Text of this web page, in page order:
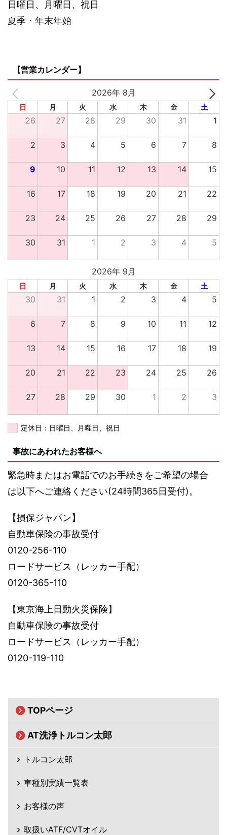
日曜日、月曜日、祝日
夏季・年末年始
【営業カレンダー】
2026年 8月
日 月 火 水 木 金 土
26 27 28 29 30 31 1
2 3 4 5 6 7 8
9 10 11 12 13 14 15
16 17 18 19 20 21 22
23 24 25 26 27 28 29
30 31 1 2 3 4 5
2026年 9月
日 月 火 水 木 金 土
30 31 1 2 3 4 5
6 7 8 9 10 11 12
13 14 15 16 17 18 19
20 21 22 23 24 25 26
27 28 29 30 1 2 3
定休日：日曜日、月曜日、祝日
事故にあわれたお客様へ
緊急時またはお電話でのお手続きをご希望の場合
は以下へご連絡ください(24時間365日受付)。
【損保ジャパン】
自動車保険の事故受付
0120-256-110
ロードサービス（レッカー手配）
0120-365-110
【東京海上日動火災保険】
自動車保険の事故受付
ロードサービス（レッカー手配）
0120-119-110
TOPページ
AT洗浄トルコン太郎
トルコン太郎
車種別実績一覧表
お客様の声
取扱いATF/CVTオイル